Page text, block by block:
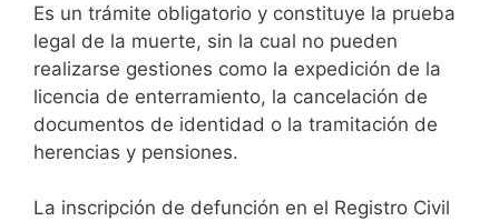
Es un trámite obligatorio y constituye la prueba
legal de la muerte, sin la cual no pueden
realizarse gestiones como la expedición de la
licencia de enterramiento, la cancelación de
documentos de identidad o la tramitación de
herencias y pensiones.
La inscripción de defunción en el Registro Civil